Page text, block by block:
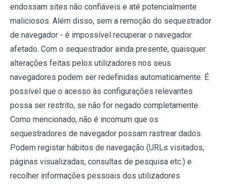
endossam sites não confiáveis e até potencialmente
maliciosos. Além disso, sem a remoção do sequestrador
de navegador - é impossível recuperar o navegador
afetado. Com o sequestrador ainda presente, quaisquer
alterações feitas pelos utilizadores nos seus
navegadores podem ser redefinidas automaticamente. É
possível que o acesso às configurações relevantes
possa ser restrito, se não for negado completamente.
Como mencionado, não é incomum que os
sequestradores de navegador possam rastrear dados.
Podem registar hábitos de navegação (URLs visitados,
páginas visualizadas, consultas de pesquisa etc.) e
recolher informações pessoais dos utilizadores